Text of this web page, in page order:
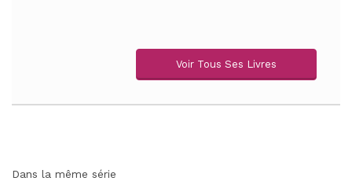
Voir Tous Ses Livres
Dans la même série